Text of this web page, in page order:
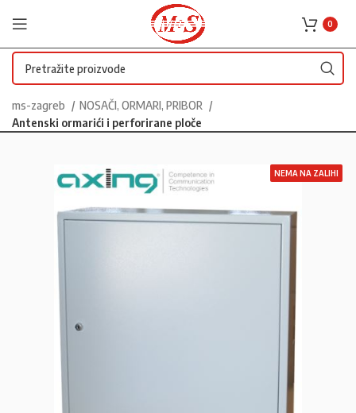
0
ms-zagreb
NOSAČI, ORMARI, PRIBOR
Antenski ormarići i perforirane ploče
NEMA NA ZALIHI